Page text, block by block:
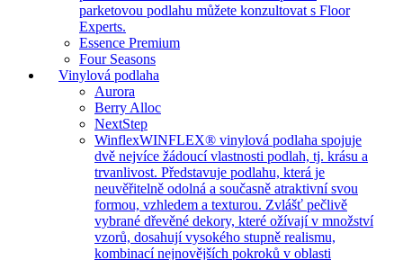
parketovou podlahu můžete konzultovat s Floor
Experts.
Essence Premium
Four Seasons
Vinylová podlaha
Aurora
Berry Alloc
NextStep
WinflexWINFLEX® vinylová podlaha spojuje
dvě nejvíce žádoucí vlastnosti podlah, tj. krásu a
trvanlivost. Představuje podlahu, která je
neuvěřitelně odolná a současně atraktivní svou
formou, vzhledem a texturou. Zvlášť pečlivě
vybrané dřevěné dekory, které ožívají v množství
vzorů, dosahují vysokého stupně realismu,
kombinací nejnovějších pokroků v oblasti